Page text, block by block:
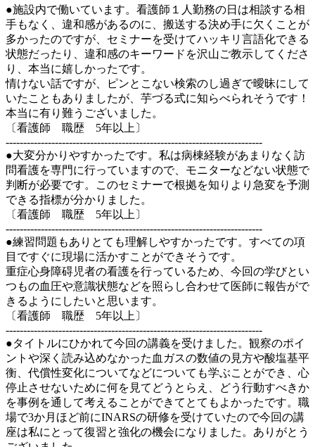
●施設内で働いています。看護師１人勤務の日は相談する相
手もなく、違和感があるのに、搬送する決め手に欠くことが
多かったのですが、セミナーを受けてハッキリ言語化できる
状態だったり、違和感のキーワードを沢山ご教示してくださ
り、本当に嬉しかったです。
情けない話ですが、ピンとこない検索のし過ぎで曖昧にして
いたこともありましたが、芋づる式に知らべられそうです！
本当に有り難うございました。
〔看護師 職歴 5年以上〕
-------------------------------------------------------------------------
●大変分かりやすかったです。私は病棟経験があまりなく訪
問看護を専門に行っていますので、モニターなどない状態で
判断が必要です。このセミナーで根拠を知りより急変を予測
できる指標が分かりました。
〔看護師 職歴 5年以上〕
-------------------------------------------------------------------------
●練習問題もありとても理解しやすかったです。すべての項
目ですぐに現場に活かすことができそうです。
重症心身障碍児者の看護を行っているため、今回の学びとい
つもの血圧や意識状態などを照らし合わせて医師に報告がで
きるようにしたいと思います。
〔看護師 職歴 5年以上〕
-------------------------------------------------------------------------
●タイトルにひかれて今回の講義を受けました。観察のポイ
ントや深く読み込めなかった血ガスの数値の見方や酸塩基平
衡、代償性変化についてなどについても学ぶことができ、心
停止させないために何を見てどうとらえ、どう行動すべきか
を事例を通して考えることができてとてもよかったです。職
場で3か月ほど前にINARSの研修を受けていたので今回の講
座は私にとって復習と強化の機会になりました。ありがとう